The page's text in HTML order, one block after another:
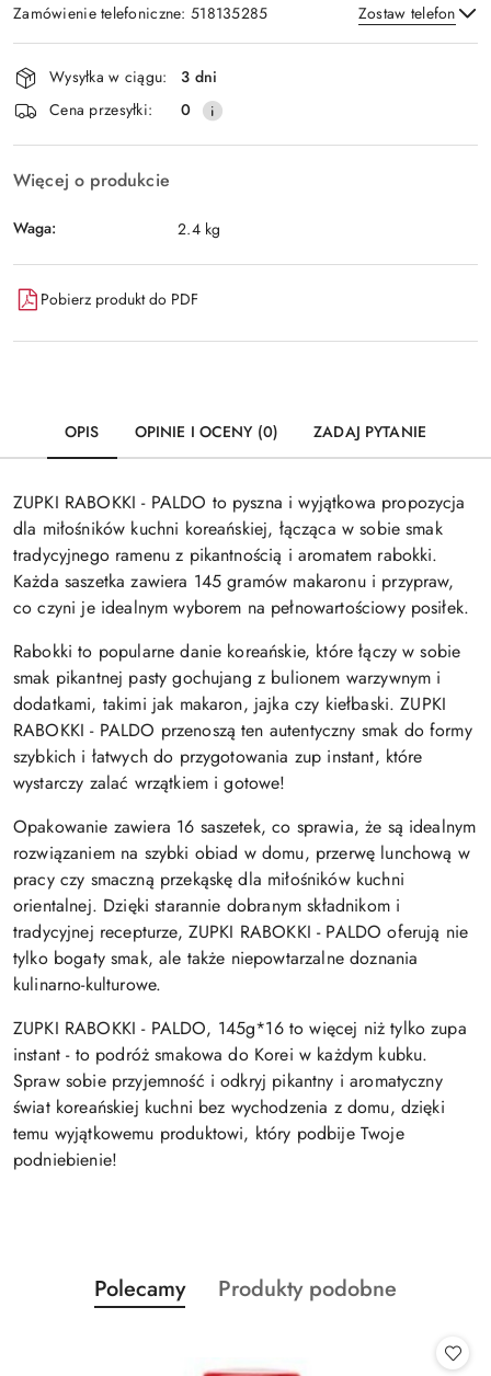
Zamówienie telefoniczne: 518135285 Zostaw telefon
Wyślij
Dostępność
i
dostawa
Wysyłka w ciągu:
3 dni
Cena przesyłki:
0
Więcej o produkcie
Waga: 2.4 kg
Pobierz produkt do PDF
OPIS OPINIE I OCENY (0) ZADAJ PYTANIE
ZUPKI RABOKKI - PALDO to pyszna i wyjątkowa propozycja
dla miłośników kuchni koreańskiej, łącząca w sobie smak
tradycyjnego ramenu z pikantnością i aromatem rabokki.
Każda saszetka zawiera 145 gramów makaronu i przypraw,
co czyni je idealnym wyborem na pełnowartościowy posiłek.
Rabokki to popularne danie koreańskie, które łączy w sobie
smak pikantnej pasty gochujang z bulionem warzywnym i
dodatkami, takimi jak makaron, jajka czy kiełbaski. ZUPKI
RABOKKI - PALDO przenoszą ten autentyczny smak do formy
szybkich i łatwych do przygotowania zup instant, które
wystarczy zalać wrzątkiem i gotowe!
Opakowanie zawiera 16 saszetek, co sprawia, że są idealnym
rozwiązaniem na szybki obiad w domu, przerwę lunchową w
pracy czy smaczną przekąskę dla miłośników kuchni
orientalnej. Dzięki starannie dobranym składnikom i
tradycyjnej recepturze, ZUPKI RABOKKI - PALDO oferują nie
tylko bogaty smak, ale także niepowtarzalne doznania
kulinarno-kulturowe.
ZUPKI RABOKKI - PALDO, 145g*16 to więcej niż tylko zupa
instant - to podróż smakowa do Korei w każdym kubku.
Spraw sobie przyjemność i odkryj pikantny i aromatyczny
świat koreańskiej kuchni bez wychodzenia z domu, dzięki
temu wyjątkowemu produktowi, który podbije Twoje
podniebienie!
Pomiń karuzelę produktów
Produkty
o
Polecamy
Produkty
Produkty podobne